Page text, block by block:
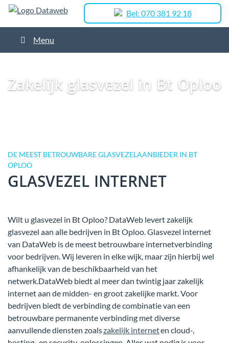
Bel: 070 381 92 18
Menu
Zakelijk glasvezel in Bt Oploo
DE MEEST BETROUWBARE GLASVEZELAANBIEDER IN BT
OPLOO
GLASVEZEL INTERNET
Wilt u glasvezel in Bt Oploo? DataWeb levert zakelijk
glasvezel aan alle bedrijven in Bt Oploo. Glasvezel internet
van DataWeb is de meest betrouwbare internetverbinding
voor bedrijven. Wij leveren in elke wijk, maar zijn hierbij wel
afhankelijk van de beschikbaarheid van het
netwerk.DataWeb biedt al meer dan twintig jaar zakelijk
internet aan de midden- en groot zakelijke markt. Voor
bedrijven biedt de verbinding de combinatie van een
betrouwbare permanente verbinding met diverse
aanvullende diensten zoalszakelijk interneten cloud-,